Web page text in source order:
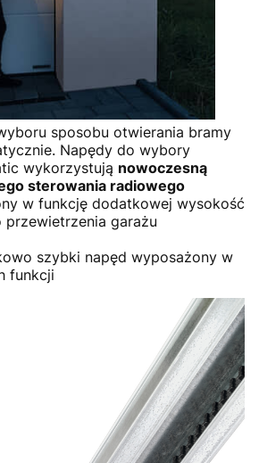
sposobu otwierania bramy
Napędy do wybory
wykorzystują nowoczesną
sterowania radiowego
w funkcję dodatkowej wysokość
garażu
szybki napęd wyposażony w
funkcji